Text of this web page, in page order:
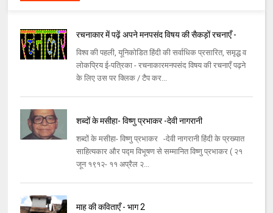
रचनाकार में पढ़ें अपने मनपसंद विषय की सैकड़ों रचनाएँ -
विश्व की पहली, यूनिकोडित हिंदी की सर्वाधिक प्रसारित, समृद्ध व
लोकप्रिय ई-पत्रिका - रचनाकारमनपसंद विषय की रचनाएँ पढ़ने
के लिए उस पर क्लिक / टैप कर...
शब्दों के मसीहा- विष्णु प्रभाकर -देवी नागरानी
शब्दों के मसीहा- विष्णु प्रभाकर -देवी नागरानी हिंदी के प्रख्यात
साहित्यकार और पद्म विभूषण से सम्मानित विष्णु प्रभाकर ( २१
जून १९१२- ११ अप्रैल २...
माह की कविताएँ - भाग 2